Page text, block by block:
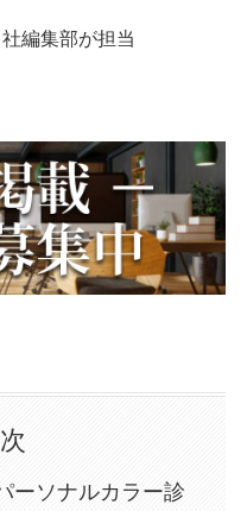
編集部が担当
ーソナルカラー診